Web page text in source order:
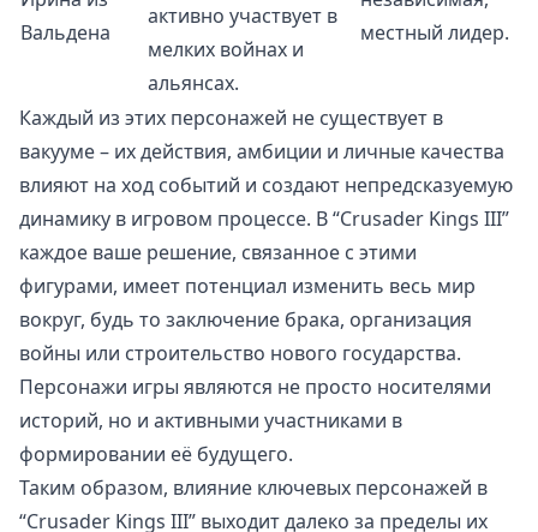
Вальдена
активно участвует в
мелких войнах и
альянсах.
местный лидер.
Каждый из этих персонажей не существует в
вакууме – их действия, амбиции и личные качества
влияют на ход событий и создают непредсказуемую
динамику в игровом процессе. В “Crusader Kings III”
каждое ваше решение, связанное с этими
фигурами, имеет потенциал изменить весь мир
вокруг, будь то заключение брака, организация
войны или строительство нового государства.
Персонажи игры являются не просто носителями
историй, но и активными участниками в
формировании её будущего.
Таким образом, влияние ключевых персонажей в
“Crusader Kings III” выходит далеко за пределы их